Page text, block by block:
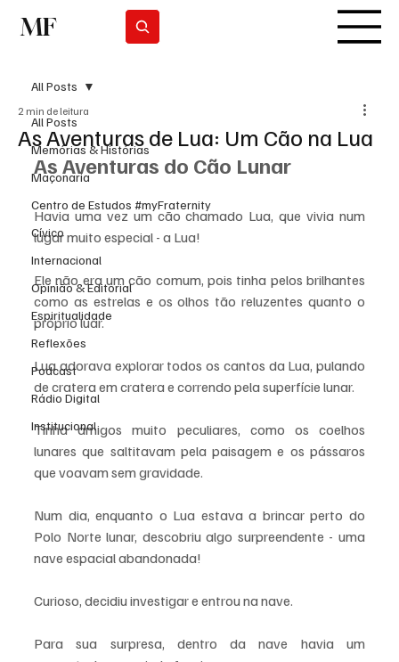
MF
All Posts
Memórias & Histórias
Maçonaria
Centro de Estudos #myFraternity
Cívico
Internacional
Opinião & Editorial
Espiritualidade
Reflexões
Podcast
Rádio Digital
Institucional
All Posts
As Aventuras de Lua: Um Cão na Lua
2 min de leitura
As Aventuras do Cão Lunar
Havia uma vez um cão chamado Lua, que vivia num
lugar muito especial - a Lua!
Ele não era um cão comum, pois tinha pelos brilhantes
como as estrelas e os olhos tão reluzentes quanto o
próprio luar.
Lua adorava explorar todos os cantos da Lua, pulando
de cratera em cratera e correndo pela superfície lunar.
Tinha amigos muito peculiares, como os coelhos
lunares que saltitavam pela paisagem e os pássaros
que voavam sem gravidade.
Num dia, enquanto o Lua estava a brincar perto do
Polo Norte lunar, descobriu algo surpreendente - uma
nave espacial abandonada!
Curioso, decidiu investigar e entrou na nave.
Para sua surpresa, dentro da nave havia um